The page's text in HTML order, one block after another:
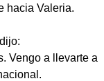
hacia Valeria.
Vengo a llevarte a